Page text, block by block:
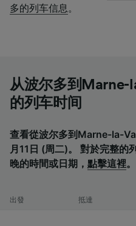
多的列车信息 。
从波尔多到
的列车时间
查看從波尔多到Marne-la-
月11日 (周二)。 對於完整的
晚的時間或日期， 點擊這裡。
出發 抵達